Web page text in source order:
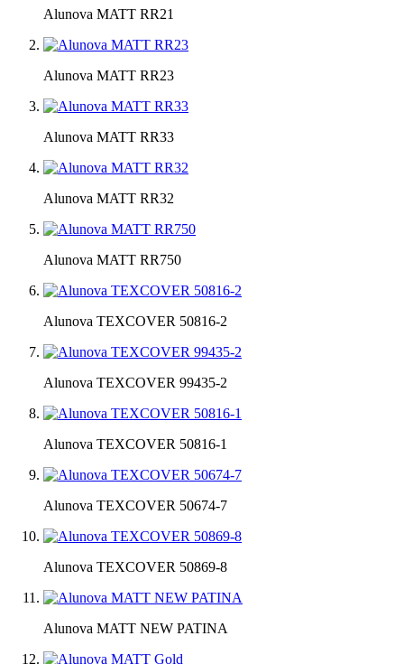
Alunova MATT RR21
Alunova MATT RR23
Alunova MATT RR33
Alunova MATT RR32
Alunova MATT RR750
Alunova TEXCOVER 50816-2
Alunova TEXCOVER 99435-2
Alunova TEXCOVER 50816-1
Alunova TEXCOVER 50674-7
Alunova TEXCOVER 50869-8
Alunova MATT NEW PATINA